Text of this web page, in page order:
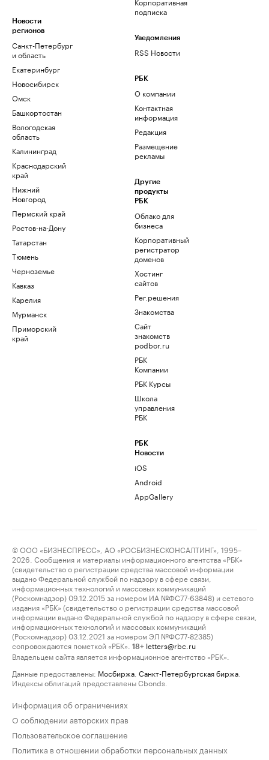
Новости
регионов
Санкт-Петербург
и область
Екатеринбург
Новосибирск
Омск
Башкортостан
Вологодская
область
Калининград
Краснодарский
край
Нижний
Новгород
Пермский край
Ростов-на-Дону
Татарстан
Тюмень
Черноземье
Кавказ
Карелия
Мурманск
Приморский
край
подписка
Уведомления
RSS Новости
РБК
О компании
Контактная
информация
Редакция
Размещение
рекламы
Другие
продукты
РБК
Облако для
бизнеса
Корпоративный
регистратор
доменов
Хостинг
сайтов
Рег.решения
Знакомства
Сайт
знакомств
podbor.ru
РБК
Компании
РБК Курсы
Школа
управления
РБК
РБК
Новости
iOS
Android
AppGallery
© ООО «БИЗНЕСПРЕСС», АО «РОСБИЗНЕСКОНСАЛТИНГ», 1995–
2026. Сообщения и материалы информационного агентства «РБК»
(свидетельство о регистрации средства массовой информации
выдано Федеральной службой по надзору в сфере связи,
информационных технологий и массовых коммуникаций
(Роскомнадзор) 09.12.2015 за номером ИА №ФС77-63848) и сетевого
издания «РБК» (свидетельство о регистрации средства массовой
информации выдано Федеральной службой по надзору в сфере связи,
информационных технологий и массовых коммуникаций
(Роскомнадзор) 03.12.2021 за номером ЭЛ №ФС77-82385)
сопровождаются пометкой «РБК».
18+ letters@rbc.ru
Владельцем сайта является информационное агентство «РБК».
Данные предоставлены: Мосбиржа Санкт-Петербургская биржа
Индексы облигаций предоставлены Cbonds.
Информация об ограничениях
О соблюдении авторских прав
Пользовательское соглашение
Политика в отношении обработки персональных данных